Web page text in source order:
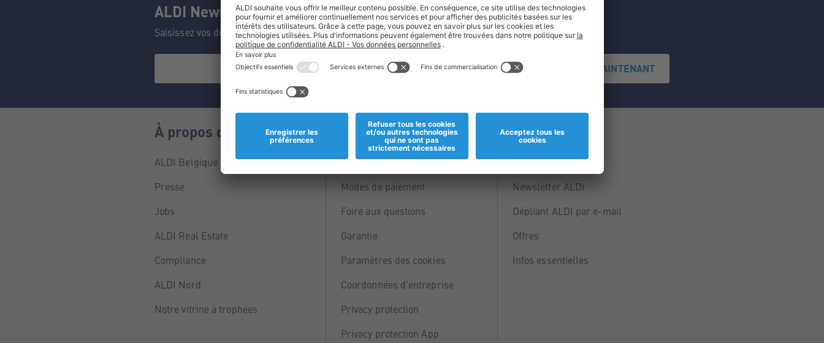
ALDI Newsletter
Saisissez vos données et ne manquez aucune de nos offres.
S'INSCRIRE MAINTENANT
À propos de nous
ALDI Belgique
Presse
Jobs
ALDI Real Estate
Compliance
ALDI Nord
Notre vitrine à trophées
Informations
Magasins
Modes de paiement
Foire aux questions
Garantie
Paramètres des cookies
Coordonnées d'entreprise
Privacy protection
Privacy protection App
Service
Points ALDI
Newsletter ALDI
Dépliant ALDI par e-mail
Offres
Infos essentielles